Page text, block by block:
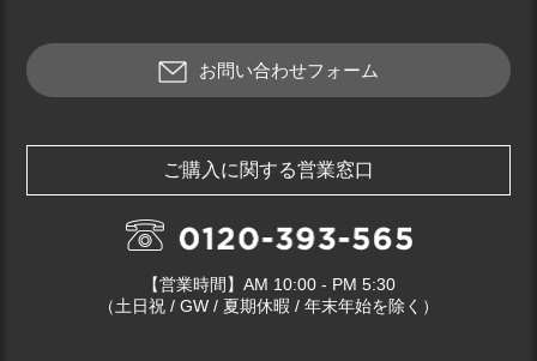
お問い合わせフォーム
ご購入に関する営業窓口
【営業時間】AM 10:00 - PM 5:30
（土日祝 / GW / 夏期休暇 / 年末年始を除く）